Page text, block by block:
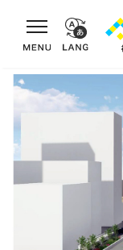
toggle navigation